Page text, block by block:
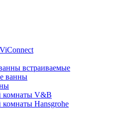
встраиваемые
ванны
комнаты V&B
комнаты Hansgrohe